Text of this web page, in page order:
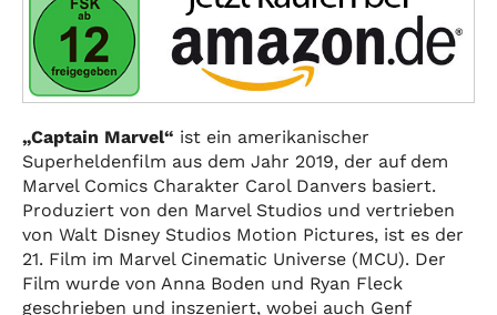
„Captain Marvel“ ist ein amerikanischer
Superheldenfilm aus dem Jahr 2019, der auf dem
Marvel Comics Charakter Carol Danvers basiert.
Produziert von den Marvel Studios und vertrieben
von Walt Disney Studios Motion Pictures, ist es der
21. Film im Marvel Cinematic Universe (MCU). Der
Film wurde von Anna Boden und Ryan Fleck
geschrieben und inszeniert, wobei auch Genf